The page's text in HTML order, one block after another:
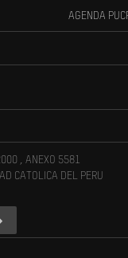
AGENDA
, ANEXO 5581
CATOLICA DEL PERU